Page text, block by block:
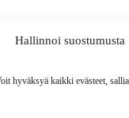
Hallinnoi suostumusta
hyväksyä kaikki evästeet,